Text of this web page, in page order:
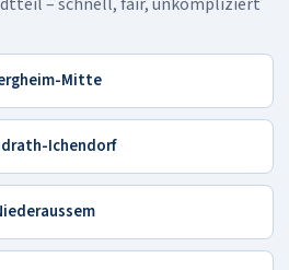
Mitte
Ichendorf